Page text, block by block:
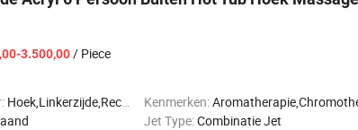
3.500,00/ Piece
Hoek,Linkerzijde,Rechterkant Kenmerken:Aromatherapie,Chromotherapie verlichting,Digitaal bedieningspaneel,Verwarmde
Jet Type:Combinatie Jet